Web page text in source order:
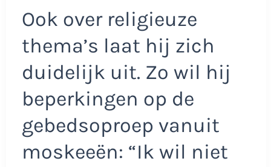
Ook over religieuze
thema’s laat hij zich
duidelijk uit. Zo wil hij
beperkingen op de
gebedsoproep vanuit
moskeeën: “Ik wil niet